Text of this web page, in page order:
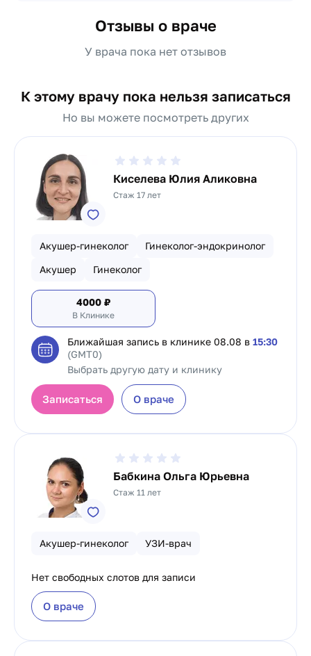
Отзывы о враче
У врача пока нет отзывов
К этому врачу пока нельзя записаться
Но вы можете посмотреть других
Киселева Юлия Аликовна
Стаж 17 лет
Акушер-гинеколог
Гинеколог-эндокринолог
Акушер
Гинеколог
4000 ₽
В Клинике
Ближайшая запись в клинике 08.08 в 15:30
(GMT0)
Выбрать другую дату и клинику
Записаться О враче
Бабкина Ольга Юрьевна
Стаж 11 лет
Акушер-гинеколог УЗИ-врач
Нет свободных слотов для записи
О враче